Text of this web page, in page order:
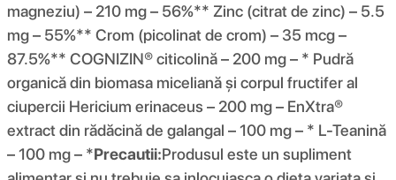
magneziu) – 210 mg – 56%** Zinc (citrat de zinc) – 5.5
mg – 55%** Crom (picolinat de crom) – 35 mcg –
87.5%** COGNIZIN® citicolină – 200 mg – * Pudră
organică din biomasa miceliană și corpul fructifer al
ciupercii Hericium erinaceus – 200 mg – EnXtra®
extract din rădăcină de galangal – 100 mg – * L-Teanină
– 100 mg – *Precautii:Produsul este un supliment